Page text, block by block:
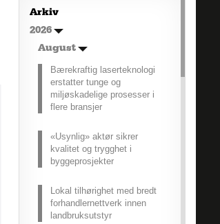
Kroatia forbindes ofte med sol,
bading og klart hav, men landet
har langt flere sider enn det
førsteinntrykket mange sitter igjen
Arkiv
2026
August
Bærekraftig laserteknologi
erstatter tunge og
miljøskadelige prosesser i
flere bransjer
«Usynlig» aktør sikrer
kvalitet og trygghet i
byggeprosjekter
Lokal tilhørighet med bredt
forhandlernettverk innen
landbruksutstyr